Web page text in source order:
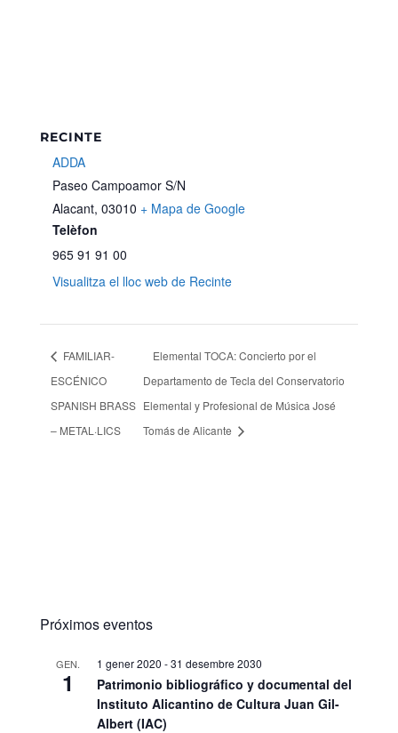
RECINTE
ADDA
Paseo Campoamor S/N
Alacant, 03010 + Mapa de Google
Telèfon
965 91 91 00
Visualitza el lloc web de Recinte
FAMILIAR-
ESCÉNICO
SPANISH BRASS
– METAL·LICS
Elemental TOCA: Concierto por el
Departamento de Tecla del Conservatorio
Elemental y Profesional de Música José
Tomás de Alicante
Próximos eventos
GEN.
1
1 gener 2020 -31 desembre 2030
Patrimonio bibliográfico y documental del
Instituto Alicantino de Cultura Juan Gil-
Albert (IAC)